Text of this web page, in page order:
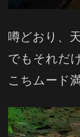
噂どおり、
でもそれだ
こちムード満